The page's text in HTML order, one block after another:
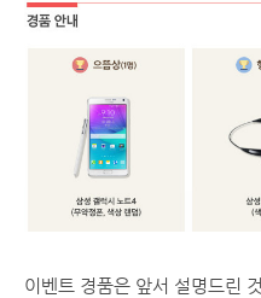
이벤트 경품은 앞서 설명드린